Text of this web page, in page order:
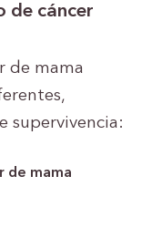
de cáncer
de mama
supervivencia:
de mama